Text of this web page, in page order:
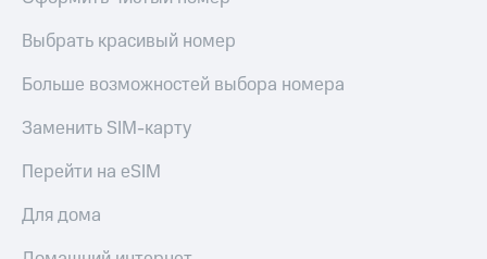
Выбрать красивый номер
Больше возможностей выбора номера
Заменить SIM-карту
Перейти на eSIM
Для дома